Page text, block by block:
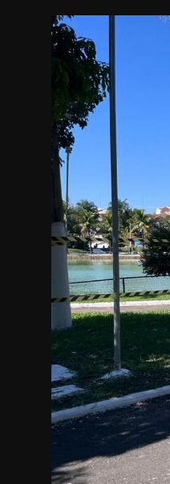
Cultura
Internacional
Educação
Política
Esportes
Fama e TV
FALE CONOSCO